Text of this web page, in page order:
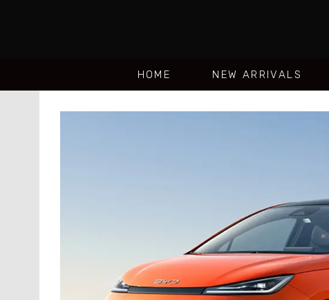
HOME NEW ARRIVALS